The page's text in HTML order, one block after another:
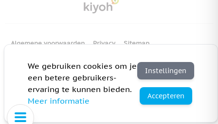
Algemene voorwaarden Privacy Sitemap
Copyright Bedrukken.nl Pas cookie instellingen aan
We gebruiken cookies om je
een betere gebruikers-
ervaring te kunnen bieden.
Meer informatie
Instellingen
Accepteren